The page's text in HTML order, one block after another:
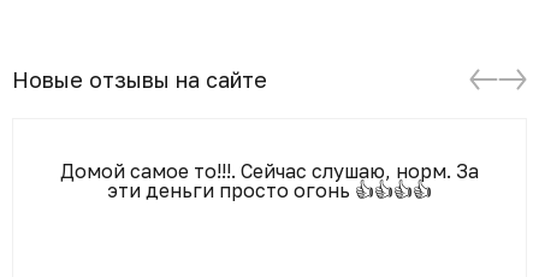
Новые отзывы на сайте
Домой самое то!!!. Сейчас слушаю, норм. За
эти деньги просто огонь 👍👍👍👍